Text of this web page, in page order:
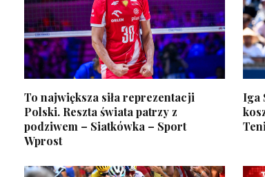
To największa siła reprezentacji
Polski. Reszta świata patrzy z
podziwem – Siatkówka – Sport
Wprost
Iga